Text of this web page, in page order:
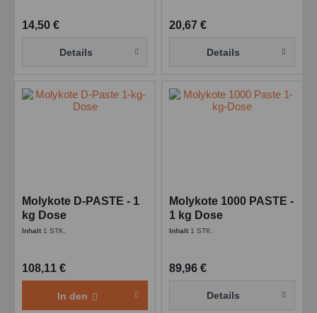
14,50 €
Details
20,67 €
Details
Molykote D-PASTE - 1
kg Dose
Inhalt 1 STK.
108,11 €
In den
Molykote 1000 PASTE -
1 kg Dose
Inhalt 1 STK.
89,96 €
Details